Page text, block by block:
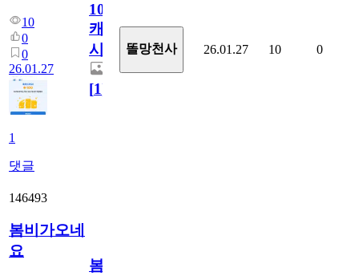
10
0
0
26.01.27
1
댓글
100
캐
시
[1]
똘망천사 26.01.27 10 0
146493
봄비가오네
요
봄